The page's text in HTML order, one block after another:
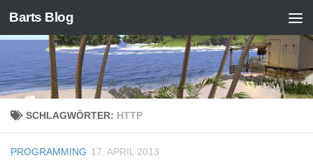
Zum Inhalt springen
Barts Blog
SCHLAGWÖRTER: HTTP
PROGRAMMING 17. APRIL 2013